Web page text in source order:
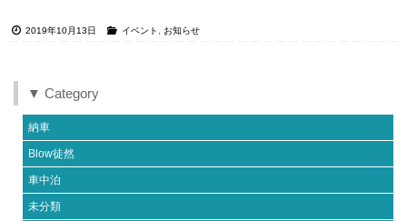
2019年10月13日 イベント お知らせ
▼ Category
納車
Blow徒然
車中泊
未分類